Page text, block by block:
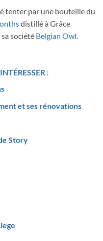
tenter par une bouteille du
distillé à Grâce
société Belgian Owl.
:
et ses rénovations
Story